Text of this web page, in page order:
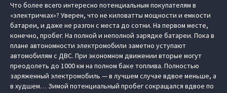
Что более всего интересно потенциальным покупателям в
«электричках»? Уверен, что не киловатты мощности и емкости
батареи, и даже не разгон с места до сотни. На первом месте,
конечно, пробег. На полной и неполной зарядке батареи. Пока в
плане автономности электромобили заметно уступают
автомобилям с ДВС. При экономном движении вторые могут
преодолеть до 1000 км на полном баке топлива. Полностью
заряженный электромобиль — в лучшем случае вдвое меньше, а
в худшем… Зимой потенциальный пробег сокращался вдвое по